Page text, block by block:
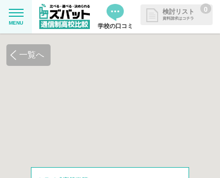
MENU 学校の口コミ
検討リスト
資料請求はコチラ
0
学校を探したい
一覧へ